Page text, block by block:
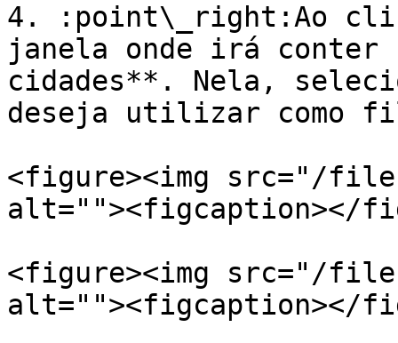
4. :point\_right:Ao
janela onde irá conter
cidades**. Nela,
deseja utilizar como
<figure><img src="/files/
alt=""><figcaption></
<figure><img src="/files/
alt=""><figcaption></